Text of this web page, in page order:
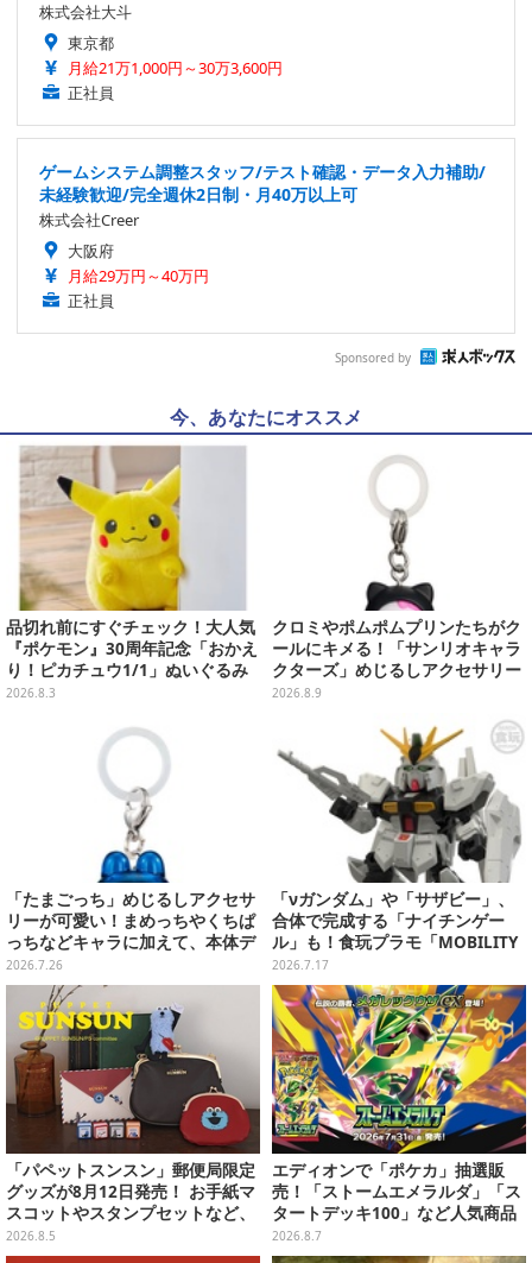
株式会社大斗
東京都
月給21万1,000円～30万3,600円
正社員
ゲームシステム調整スタッフ/テスト確認・データ入力補助/
未経験歓迎/完全週休2日制・月40万以上可
株式会社Creer
大阪府
月給29万円～40万円
正社員
Sponsored by
今、あなたにオススメ
品切れ前にすぐチェック！大人気
『ポケモン』30周年記念「おかえ
り！ピカチュウ1/1」ぬいぐるみ
がポケモンセンターオンラインで
2026.8.3
クロミやポムポムプリンたちがク
ールにキメる！「サンリオキャラ
クターズ」めじるしアクセサリー
がガシャポン展開
2026.8.9
「たまごっち」めじるしアクセサ
リーが可愛い！まめっちやくちぱ
っちなどキャラに加えて、本体デ
ザイン含む全10種
2026.7.26
「νガンダム」や「サザビー」、
合体で完成する「ナイチンゲー
ル」も！食玩プラモ「MOBILITY
JOINT GUNDAM」第13弾が12月
発売
2026.7.17
「パペットスンスン」郵便局限定
グッズが8月12日発売！ お手紙マ
スコットやスタンプセットなど、
可愛すぎる全5アイテムがライン
ナップ
2026.8.5
エディオンで「ポケカ」抽選販
売！「ストームエメラルダ」「ス
タートデッキ100」など人気商品
が対象
2026.8.7